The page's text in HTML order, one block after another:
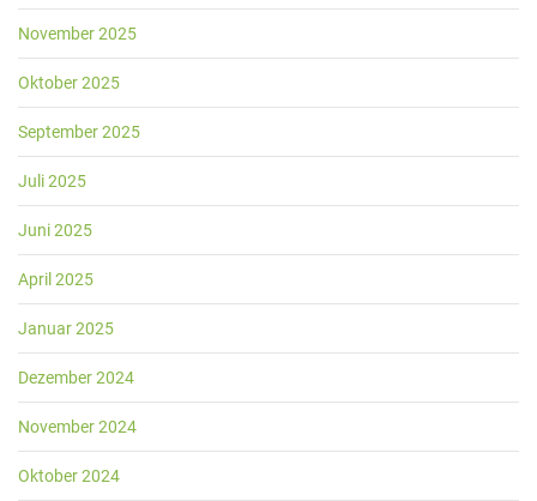
November 2025
Oktober 2025
September 2025
Juli 2025
Juni 2025
April 2025
Januar 2025
Dezember 2024
November 2024
Oktober 2024